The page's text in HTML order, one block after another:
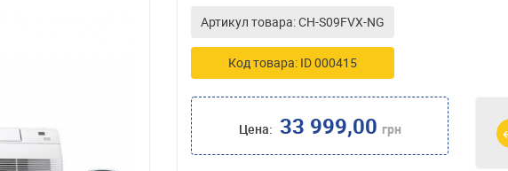
Артикул товара: CH-S09FVX-NG
Код товара: ID 000415
Цена: 33 999,00 грн